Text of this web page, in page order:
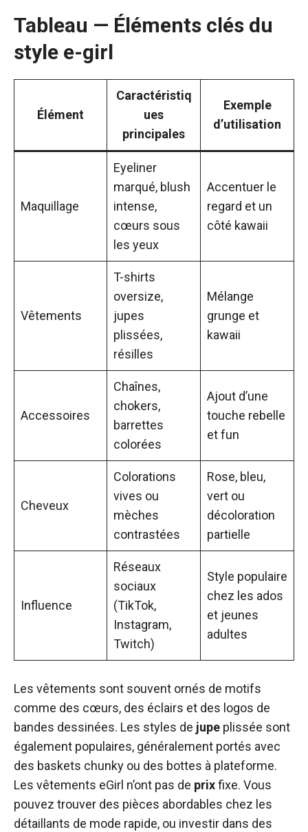
Tableau — Éléments clés du
style e-girl
Élément
Caractéristiq
ues
principales
Exemple
d’utilisation
Maquillage
Eyeliner
marqué, blush
intense,
cœurs sous
les yeux
Accentuer le
regard et un
côté kawaii
Vêtements
T-shirts
oversize,
jupes
plissées,
résilles
Mélange
grunge et
kawaii
Accessoires
Chaînes,
chokers,
barrettes
colorées
Ajout d’une
touche rebelle
et fun
Cheveux
Colorations
vives ou
mèches
contrastées
Rose, bleu,
vert ou
décoloration
partielle
Influence
Réseaux
sociaux
(TikTok,
Instagram,
Twitch)
Style populaire
chez les ados
et jeunes
adultes
Les vêtements sont souvent ornés de motifs
comme des cœurs, des éclairs et des logos de
bandes dessinées. Les styles de jupe plissée sont
également populaires, généralement portés avec
des baskets chunky ou des bottes à plateforme.
Les vêtements eGirl n’ont pas de prixfixe. Vous
pouvez trouver des pièces abordables chez les
détaillants de mode rapide, ou investir dans des